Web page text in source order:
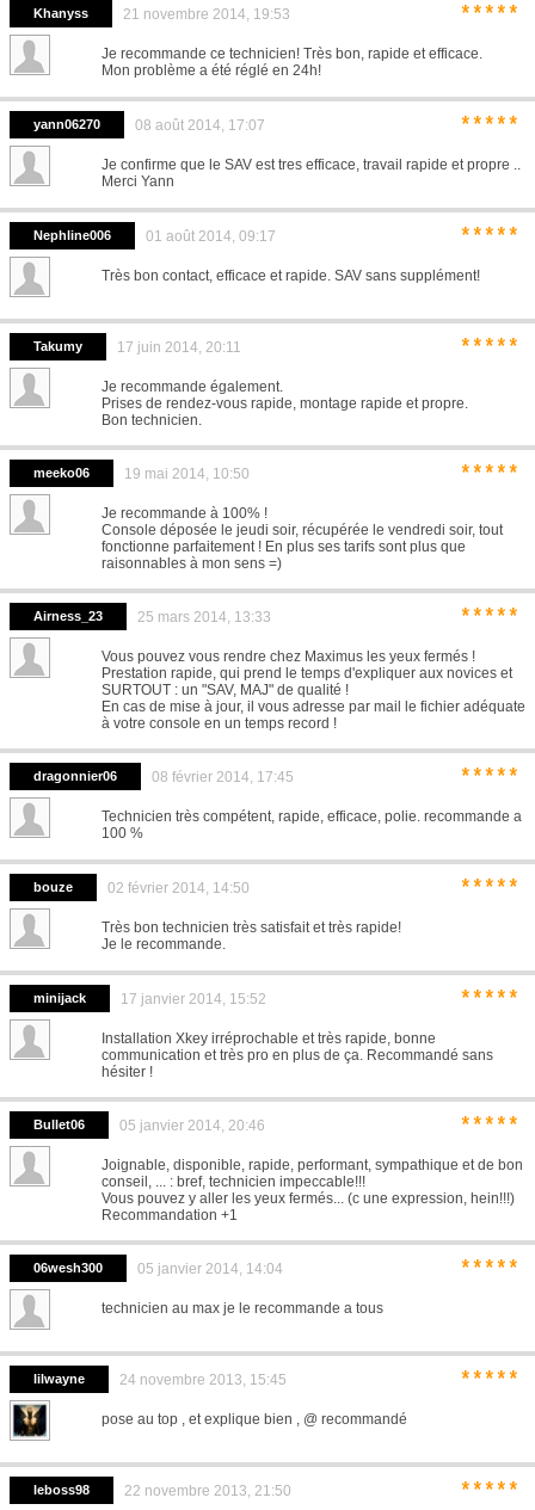
Khanyss 21 novembre 2014, 19:53 *****
Je recommande ce technicien! Très bon, rapide et efficace.
Mon problème a été réglé en 24h!
yann06270 08 août 2014, 17:07 *****
Je confirme que le SAV est tres efficace, travail rapide et propre ..
Merci Yann
Nephline006 01 août 2014, 09:17 *****
Très bon contact, efficace et rapide. SAV sans supplément!
Takumy 17 juin 2014, 20:11 *****
Je recommande également.
Prises de rendez-vous rapide, montage rapide et propre.
Bon technicien.
meeko06 19 mai 2014, 10:50 *****
Je recommande à 100% !
Console déposée le jeudi soir, récupérée le vendredi soir, tout
fonctionne parfaitement ! En plus ses tarifs sont plus que
raisonnables à mon sens =)
Airness_23 25 mars 2014, 13:33 *****
Vous pouvez vous rendre chez Maximus les yeux fermés !
Prestation rapide, qui prend le temps d'expliquer aux novices et
SURTOUT : un "SAV, MAJ" de qualité !
En cas de mise à jour, il vous adresse par mail le fichier adéquate
à votre console en un temps record !
dragonnier06 08 février 2014, 17:45 *****
Technicien très compétent, rapide, efficace, polie. recommande a
100 %
bouze 02 février 2014, 14:50 *****
Très bon technicien très satisfait et très rapide!
Je le recommande.
minijack 17 janvier 2014, 15:52 *****
Installation Xkey irréprochable et très rapide, bonne
communication et très pro en plus de ça. Recommandé sans
hésiter !
Bullet06 05 janvier 2014, 20:46 *****
Joignable, disponible, rapide, performant, sympathique et de bon
conseil, ... : bref, technicien impeccable!!!
Vous pouvez y aller les yeux fermés... (c une expression, hein!!!)
Recommandation +1
06wesh300 05 janvier 2014, 14:04 *****
technicien au max je le recommande a tous
lilwayne 24 novembre 2013, 15:45 *****
pose au top , et explique bien , @ recommandé
leboss98 22 novembre 2013, 21:50 *****